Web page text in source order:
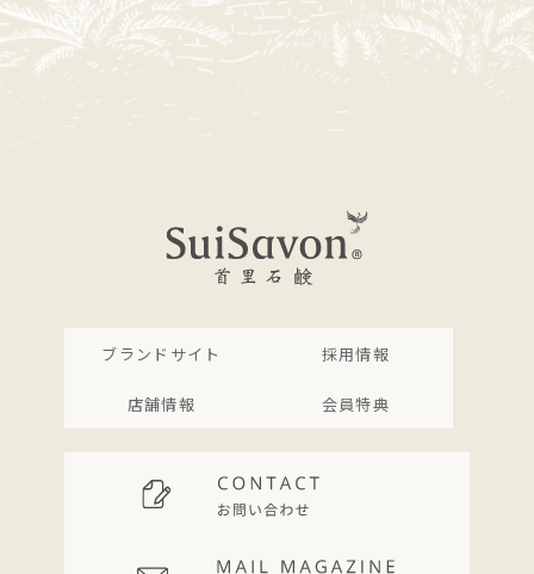
ブランドサイト 採用情報
店舗情報 会員特典